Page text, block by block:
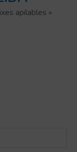
apilables »